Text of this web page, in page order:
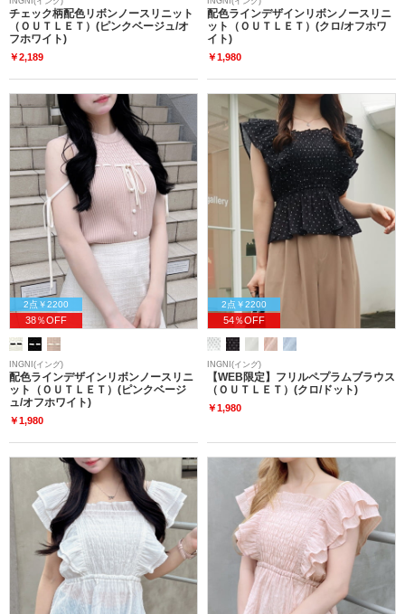
チェック柄配色リボンノースリニット
（ＯＵＴＬＥＴ）(ピンクベージュ/オ
フホワイト)
￥2,189
配色ラインデザインリボンノースリニ
ット（ＯＵＴＬＥＴ）(クロ/オフホワ
イト)
￥1,980
2点￥2200
38％OFF
INGNI(イング)
配色ラインデザインリボンノースリニ
ット（ＯＵＴＬＥＴ）(ピンクベージ
ュ/オフホワイト)
￥1,980
2点￥2200
54％OFF
INGNI(イング)
【WEB限定】フリルペプラムブラウス
（ＯＵＴＬＥＴ）(クロ/ドット)
￥1,980